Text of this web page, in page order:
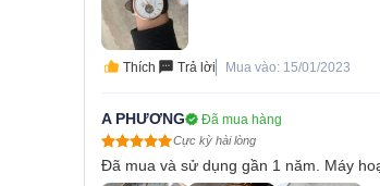
Thích Trả lời Mua vào: 15/01/2023
A PHƯƠNG Đã mua hàng
Cực kỳ hài lòng
Đã mua và sử dụng gần 1 năm. Máy